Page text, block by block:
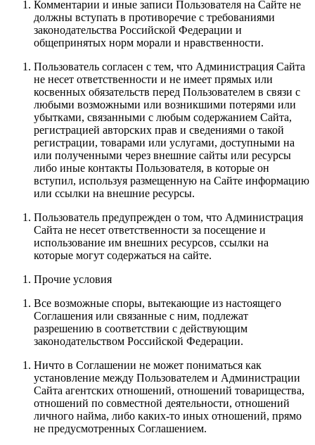
Комментарии и иные записи Пользователя на Сайте не
должны вступать в противоречие с требованиями
законодательства Российской Федерации и
общепринятых норм морали и нравственности.
Пользователь согласен с тем, что Администрация Сайта
не несет ответственности и не имеет прямых или
косвенных обязательств перед Пользователем в связи с
любыми возможными или возникшими потерями или
убытками, связанными с любым содержанием Сайта,
регистрацией авторских прав и сведениями о такой
регистрации, товарами или услугами, доступными на
или полученными через внешние сайты или ресурсы
либо иные контакты Пользователя, в которые он
вступил, используя размещенную на Сайте информацию
или ссылки на внешние ресурсы.
Пользователь предупрежден о том, что Администрация
Сайта не несет ответственности за посещение и
использование им внешних ресурсов, ссылки на
которые могут содержаться на сайте.
Прочие условия
Все возможные споры, вытекающие из настоящего
Соглашения или связанные с ним, подлежат
разрешению в соответствии с действующим
законодательством Российской Федерации.
Ничто в Соглашении не может пониматься как
установление между Пользователем и Администрации
Сайта агентских отношений, отношений товарищества,
отношений по совместной деятельности, отношений
личного найма, либо каких-то иных отношений, прямо
не предусмотренных Соглашением.